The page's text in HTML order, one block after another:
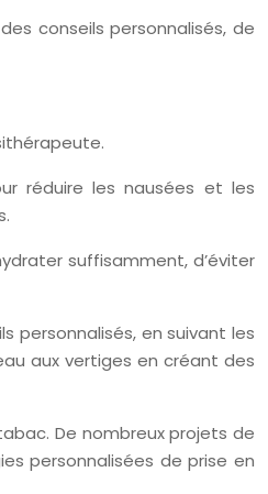
conseils personnalisés, de
réduire les nausées et les
suffisamment, d’éviter
personnalisés, en suivant les
aux vertiges en créant des
De nombreux projets de
personnalisées de prise en